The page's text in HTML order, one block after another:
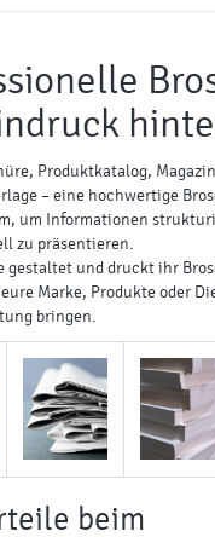
Produktkatalog,
– eine hochwertige
um Informationen
zu präsentieren.
gestaltet und druckt ihr
Marke, Produkte oder
bringen.
beim